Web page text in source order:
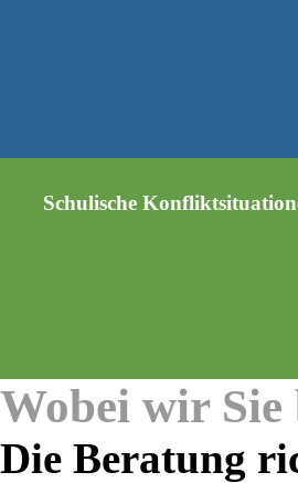
Schulische
Wobei wir Sie
Die Beratung